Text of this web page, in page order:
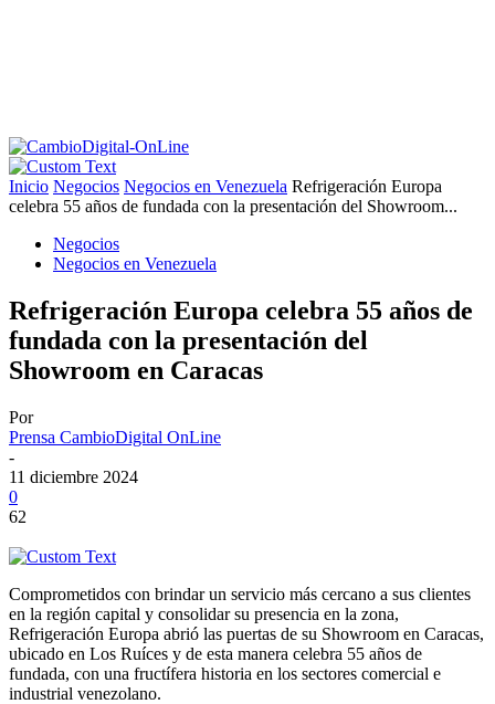
Inicio Negocios Negocios en Venezuela Refrigeración Europa
celebra 55 años de fundada con la presentación del Showroom...
Negocios
Negocios en Venezuela
Refrigeración Europa celebra 55 años de
fundada con la presentación del
Showroom en Caracas
Por
Prensa CambioDigital OnLine
-
11 diciembre 2024
0
62
Comprometidos con brindar un servicio más cercano a sus clientes
en la región capital y consolidar su presencia en la zona,
Refrigeración Europa abrió las puertas de su Showroom en Caracas,
ubicado en Los Ruíces y de esta manera celebra 55 años de
fundada, con una fructífera historia en los sectores comercial e
industrial venezolano.